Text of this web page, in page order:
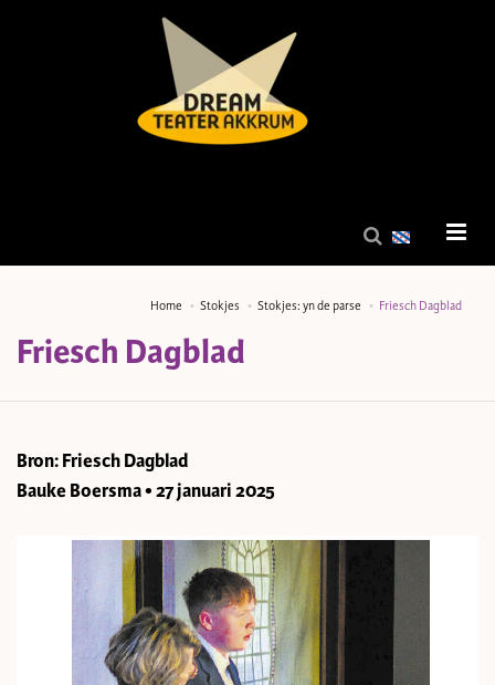
Home Stokjes Stokjes: yn de parse Friesch Dagblad
Friesch Dagblad
Bron: Friesch Dagblad
Bauke Boersma • 27 januari 2025